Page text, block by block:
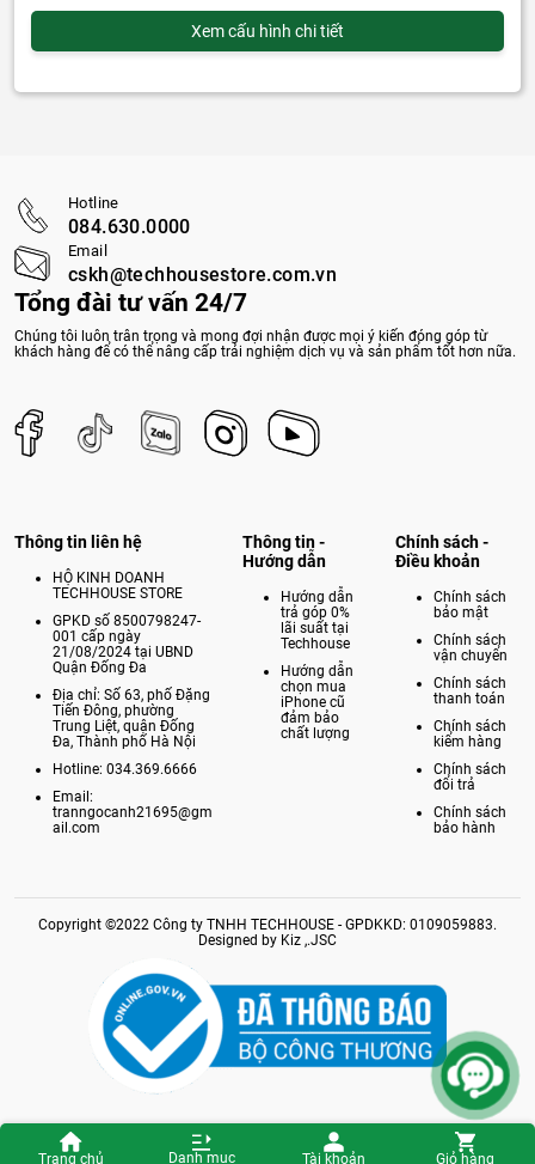
Trang chủ Danh mục Tài khoản Giỏ hàng
Xem cấu hình chi tiết
Tổng đài tư vấn 24/7
Chúng tôi luôn trân trọng và mong đợi nhận được mọi ý kiến đóng góp từ
khách hàng để có thể nâng cấp trải nghiệm dịch vụ và sản phẩm tốt hơn nữa.
Hotline
084.630.0000
Email
cskh@techhousestore.com.vn
Thông tin liên hệ
HỘ KINH DOANH
TECHHOUSE STORE
GPKD số 8500798247-
001 cấp ngày
21/08/2024 tại UBND
Quận Đống Đa
Địa chỉ: Số 63, phố Đặng
Tiến Đông, phường
Trung Liệt, quận Đống
Đa, Thành phố Hà Nội
Hotline: 034.369.6666
Email:
tranngocanh21695@gm
ail.com
Thông tin -
Hướng dẫn
Hướng dẫn
trả góp 0%
lãi suất tại
Techhouse
Hướng dẫn
chọn mua
iPhone cũ
đảm bảo
chất lượng
Chính sách -
Điều khoản
Chính sách
bảo mật
Chính sách
vận chuyển
Chính sách
thanh toán
Chính sách
kiểm hàng
Chính sách
đổi trả
Chính sách
bảo hành
Copyright ©2022 Công ty TNHH TECHHOUSE - GPDKKD: 0109059883.
Designed by Kiz ,.JSC